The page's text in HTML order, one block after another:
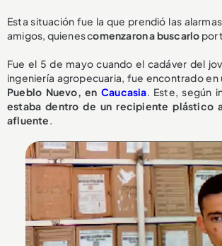
Esta situación fue la que prendió las
amigos, quienes comenzaron a buscarlo por
Fue el 5 de mayo cuando el cadáver del
ingeniería agropecuaria, fue encontrado en
Pueblo Nuevo, en Caucasia. Este, según
estaba dentro de un recipiente plástico
afluente.